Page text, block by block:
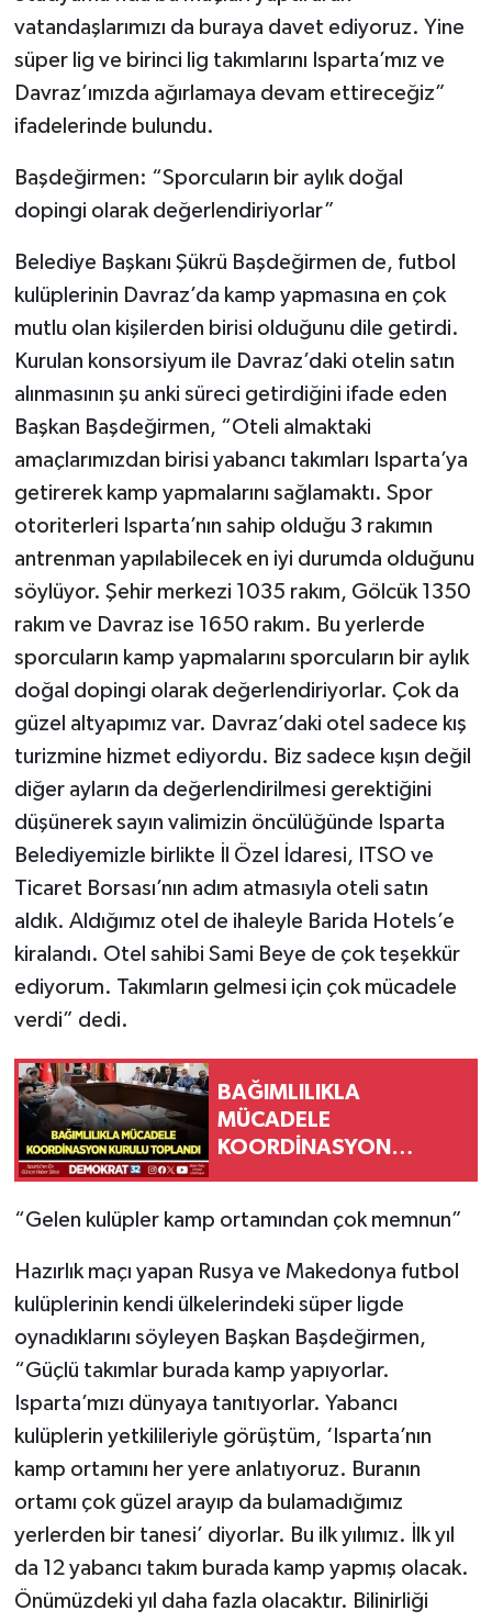
vatandaşlarımızı da buraya davet ediyoruz. Yine
süper lig ve birinci lig takımlarını Isparta’mız ve
Davraz’ımızda ağırlamaya devam ettireceğiz”
ifadelerinde bulundu.
Başdeğirmen: “Sporcuların bir aylık doğal
dopingi olarak değerlendiriyorlar”
Belediye Başkanı Şükrü Başdeğirmen de, futbol
kulüplerinin Davraz’da kamp yapmasına en çok
mutlu olan kişilerden birisi olduğunu dile getirdi.
Kurulan konsorsiyum ile Davraz’daki otelin satın
alınmasının şu anki süreci getirdiğini ifade eden
Başkan Başdeğirmen, “Oteli almaktaki
amaçlarımızdan birisi yabancı takımları Isparta’ya
getirerek kamp yapmalarını sağlamaktı. Spor
otoriterleri Isparta’nın sahip olduğu 3 rakımın
antrenman yapılabilecek en iyi durumda olduğunu
söylüyor. Şehir merkezi 1035 rakım, Gölcük 1350
rakım ve Davraz ise 1650 rakım. Bu yerlerde
sporcuların kamp yapmalarını sporcuların bir aylık
doğal dopingi olarak değerlendiriyorlar. Çok da
güzel altyapımız var. Davraz’daki otel sadece kış
turizmine hizmet ediyordu. Biz sadece kışın değil
diğer ayların da değerlendirilmesi gerektiğini
düşünerek sayın valimizin öncülüğünde Isparta
Belediyemizle birlikte İl Özel İdaresi, ITSO ve
Ticaret Borsası’nın adım atmasıyla oteli satın
aldık. Aldığımız otel de ihaleyle Barida Hotels’e
kiralandı. Otel sahibi Sami Beye de çok teşekkür
ediyorum. Takımların gelmesi için çok mücadele
verdi” dedi.
BAĞIMLILIKLA
MÜCADELE
KOORDİNASYON
“Gelen kulüpler kamp ortamından çok memnun”
Hazırlık maçı yapan Rusya ve Makedonya futbol
kulüplerinin kendi ülkelerindeki süper ligde
oynadıklarını söyleyen Başkan Başdeğirmen,
“Güçlü takımlar burada kamp yapıyorlar.
Isparta’mızı dünyaya tanıtıyorlar. Yabancı
kulüplerin yetkilileriyle görüştüm, ‘Isparta’nın
kamp ortamını her yere anlatıyoruz. Buranın
ortamı çok güzel arayıp da bulamadığımız
yerlerden bir tanesi’ diyorlar. Bu ilk yılımız. İlk yıl
da 12 yabancı takım burada kamp yapmış olacak.
Önümüzdeki yıl daha fazla olacaktır. Bilinirliği